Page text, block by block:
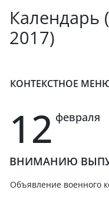
Календарь
2017)
КОНТЕКСТНОЕ
12 февраля
ВНИМАНИЮ
Объявление военного